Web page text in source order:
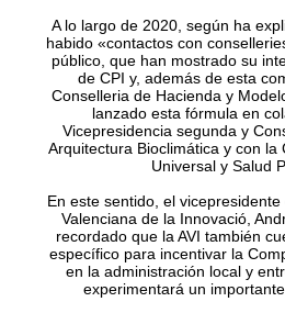
A lo largo de 2020, según ha
habido «contactos con
público, que han mostrado su
de CPI y, además de esta
Conselleria de Hacienda y
lanzado esta fórmula en
Vicepresidencia segunda y
Arquitectura Bioclimática y con la
Universal y Salud
En este sentido, el
Valenciana de la Innovació,
recordado que la AVI también
específico para incentivar la
en la administración local y
experimentará un